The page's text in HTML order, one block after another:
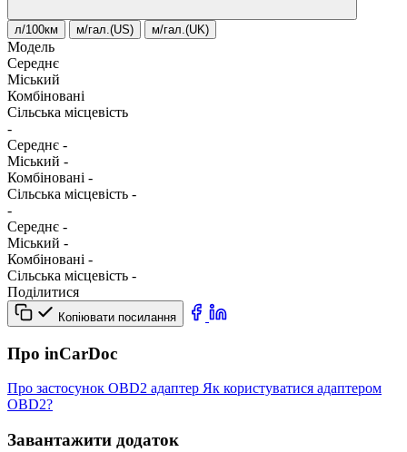
л/100км м/гал.(US) м/гал.(UK)
Модель
Середнє
Міський
Комбіновані
Сільська місцевість
-
Середнє -
Міський -
Комбіновані -
Сільська місцевість -
-
Середнє -
Міський -
Комбіновані -
Сільська місцевість -
Поділитися
Копіювати посилання
Про inCarDoc
Про застосунок OBD2 адаптер Як користуватися адаптером
OBD2?
Завантажити додаток